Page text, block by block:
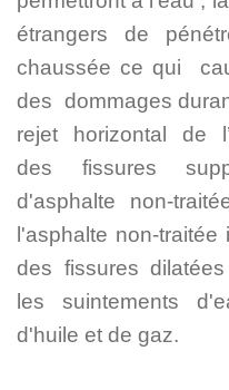
étrangers de
chaussée ce qui
des dommages
rejet horizontal de
des fissures
d'asphalte non-
l'asphalte non-
des fissures
les suintements
d'huile et de gaz.